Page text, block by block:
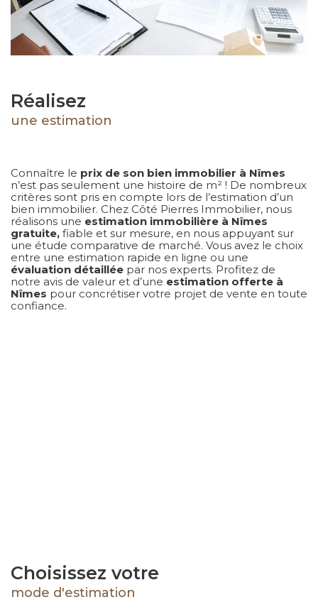
Réalisez
une estimation
Connaître le prix de son bien immobilier à Nîmes
n’est pas seulement une histoire de m² ! De nombreux
critères sont pris en compte lors de l’estimation d’un
bien immobilier. Chez Côté Pierres Immobilier, nous
réalisons une estimation immobilière à Nîmes
gratuite, fiable et sur mesure, en nous appuyant sur
une étude comparative de marché. Vous avez le choix
entre une estimation rapide en ligne ou une
évaluation détaillée par nos experts. Profitez de
notre avis de valeur et d’une estimation offerte à
Nîmes pour concrétiser votre projet de vente en toute
confiance.
Choisissez votre
mode d'estimation